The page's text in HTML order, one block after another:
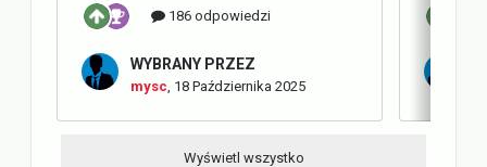
186 odpowiedzi
WYBRANY PRZEZ
mysc 18 Października 2025
Wyświetl wszystko